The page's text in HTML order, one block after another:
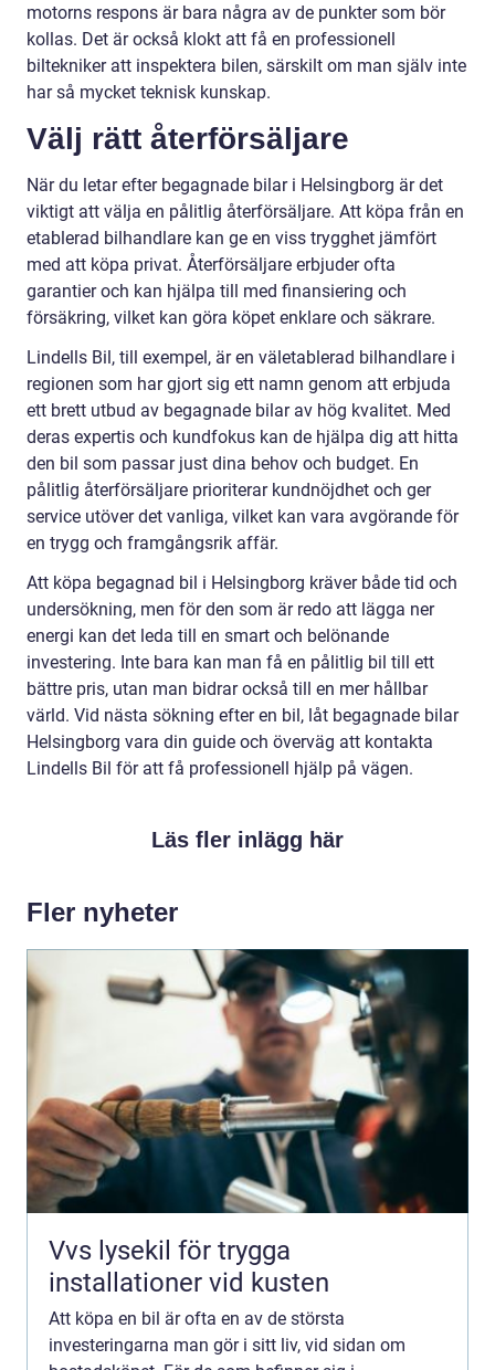
motorns respons är bara några av de punkter som bör
kollas. Det är också klokt att få en professionell
biltekniker att inspektera bilen, särskilt om man själv inte
har så mycket teknisk kunskap.
Välj rätt återförsäljare
När du letar efter begagnade bilar i Helsingborg är det
viktigt att välja en pålitlig återförsäljare. Att köpa från en
etablerad bilhandlare kan ge en viss trygghet jämfört
med att köpa privat. Återförsäljare erbjuder ofta
garantier och kan hjälpa till med finansiering och
försäkring, vilket kan göra köpet enklare och säkrare.
Lindells Bil, till exempel, är en väletablerad bilhandlare i
regionen som har gjort sig ett namn genom att erbjuda
ett brett utbud av begagnade bilar av hög kvalitet. Med
deras expertis och kundfokus kan de hjälpa dig att hitta
den bil som passar just dina behov och budget. En
pålitlig återförsäljare prioriterar kundnöjdhet och ger
service utöver det vanliga, vilket kan vara avgörande för
en trygg och framgångsrik affär.
Att köpa begagnad bil i Helsingborg kräver både tid och
undersökning, men för den som är redo att lägga ner
energi kan det leda till en smart och belönande
investering. Inte bara kan man få en pålitlig bil till ett
bättre pris, utan man bidrar också till en mer hållbar
värld. Vid nästa sökning efter en bil, låt begagnade bilar
Helsingborg vara din guide och överväg att kontakta
Lindells Bil för att få professionell hjälp på vägen.
Läs fler inlägg här
Fler nyheter
Vvs lysekil för trygga
installationer vid kusten
Att köpa en bil är ofta en av de största
investeringarna man gör i sitt liv, vid sidan om